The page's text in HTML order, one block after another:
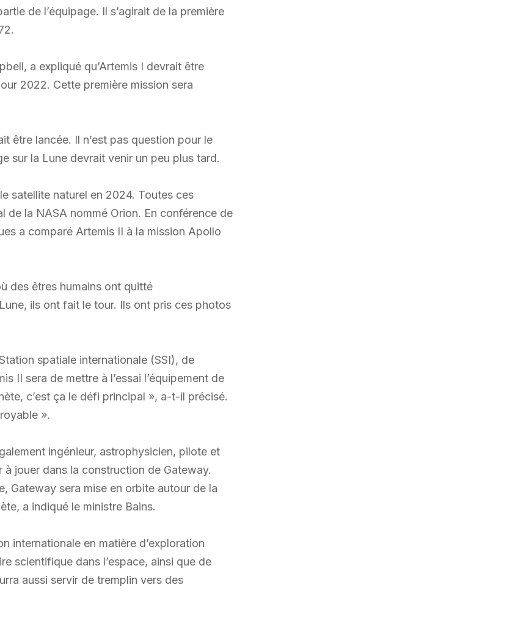
de l’équipage. Il s’agirait de la première
a expliqué qu’Artemis I devrait être
2022. Cette première mission sera
être lancée. Il n’est pas question pour le
sur la Lune devrait venir un peu plus tard.
satellite naturel en 2024. Toutes ces
de la NASA nommé Orion. En conférence de
a comparé Artemis II à la mission Apollo
des êtres humains ont quitté
ils ont fait le tour. Ils ont pris ces photos
spatiale internationale (SSI), de
II sera de mettre à l’essai l’équipement de
c’est ça le défi principal », a-t-il précisé.
».
ingénieur, astrophysicien, pilote et
à jouer dans la construction de Gateway.
Gateway sera mise en orbite autour de la
a indiqué le ministre Bains.
internationale en matière d’exploration
scientifique dans l’espace, ainsi que de
aussi servir de tremplin vers des